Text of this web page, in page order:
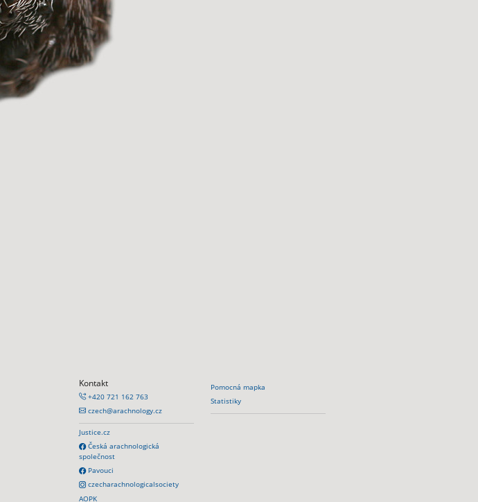
Kontakt
+420 721 162 763
czech@arachnology.cz
Justice.cz
Česká arachnologická
společnost
Pavouci
czecharachnologicalsociety
AOPK
Pomocná mapka
Statistiky